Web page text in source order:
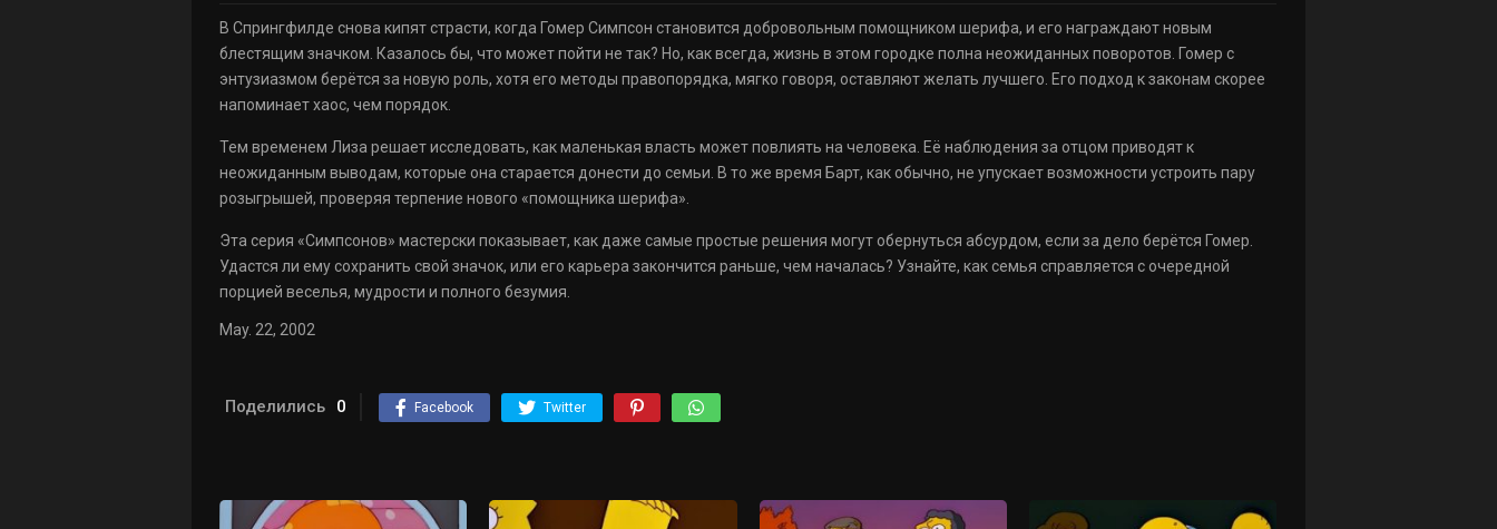
В Спрингфилде снова кипят страсти, когда Гомер Симпсон становится добровольным помощником шерифа, и его награждают новым
блестящим значком. Казалось бы, что может пойти не так? Но, как всегда, жизнь в этом городке полна неожиданных поворотов. Гомер с
энтузиазмом берётся за новую роль, хотя его методы правопорядка, мягко говоря, оставляют желать лучшего. Его подход к законам скорее
напоминает хаос, чем порядок.
Тем временем Лиза решает исследовать, как маленькая власть может повлиять на человека. Её наблюдения за отцом приводят к
неожиданным выводам, которые она старается донести до семьи. В то же время Барт, как обычно, не упускает возможности устроить пару
розыгрышей, проверяя терпение нового «помощника шерифа».
Эта серия «Симпсонов» мастерски показывает, как даже самые простые решения могут обернуться абсурдом, если за дело берётся Гомер.
Удастся ли ему сохранить свой значок, или его карьера закончится раньше, чем началась? Узнайте, как семья справляется с очередной
порцией веселья, мудрости и полного безумия.
May. 22, 2002
Поделились 0 Facebook Twitter